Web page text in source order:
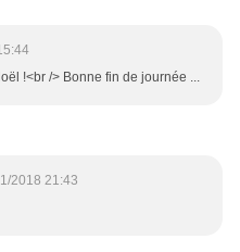
!<br /> Bonne fin de journée ...
2018 21:43